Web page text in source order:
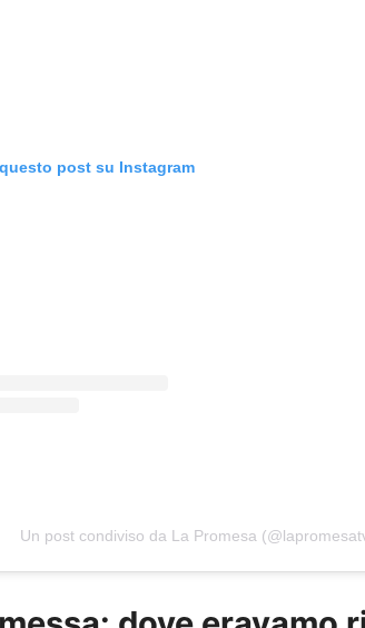
post su Instagram
Un post condiviso da La Promesa